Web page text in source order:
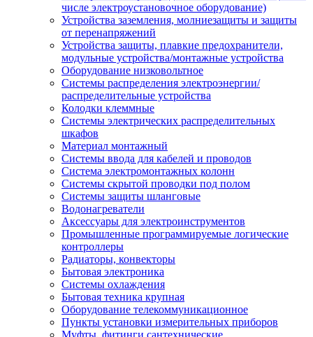
числе электроустановочное оборудование)
Устройства заземления, молниезащиты и защиты
от перенапряжений
Устройства защиты, плавкие предохранители,
модульные устройства/монтажные устройства
Оборудование низковольтное
Системы распределения электроэнергии/
распределительные устройства
Колодки клеммные
Системы электрических распределительных
шкафов
Материал монтажный
Системы ввода для кабелей и проводов
Система электромонтажных колонн
Системы скрытой проводки под полом
Системы защиты шланговые
Водонагреватели
Аксессуары для электроинструментов
Промышленные программируемые логические
контроллеры
Радиаторы, конвекторы
Бытовая электроника
Системы охлаждения
Бытовая техника крупная
Оборудование телекоммуникационное
Пункты установки измерительных приборов
Муфты, фитинги сантехнические